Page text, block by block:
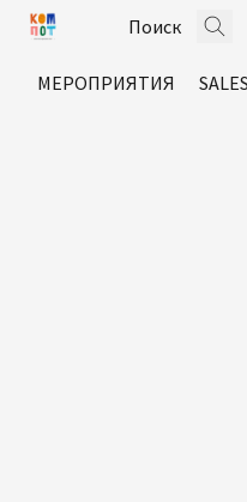
МЕРОПРИЯТИЯ SALES